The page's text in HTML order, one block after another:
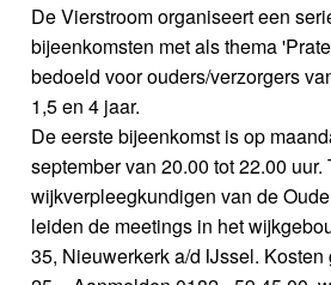
De Vierstroom organiseert een
bijeenkomsten met als thema
bedoeld voor ouders/verzorgers
1,5 en 4 jaar.
De eerste bijeenkomst is op
september van 20.00 tot 22.00 uur.
wijkverpleegkundigen van de
leiden de meetings in het
35, Nieuwerkerk a/d IJssel.